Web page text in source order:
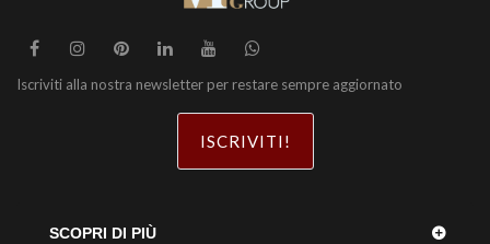
Iscriviti alla nostra newsletter per restare sempre aggiornato
ISCRIVITI!
SCOPRI DI PIÙ